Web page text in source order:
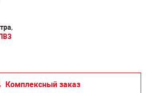
,
Комплексный заказ